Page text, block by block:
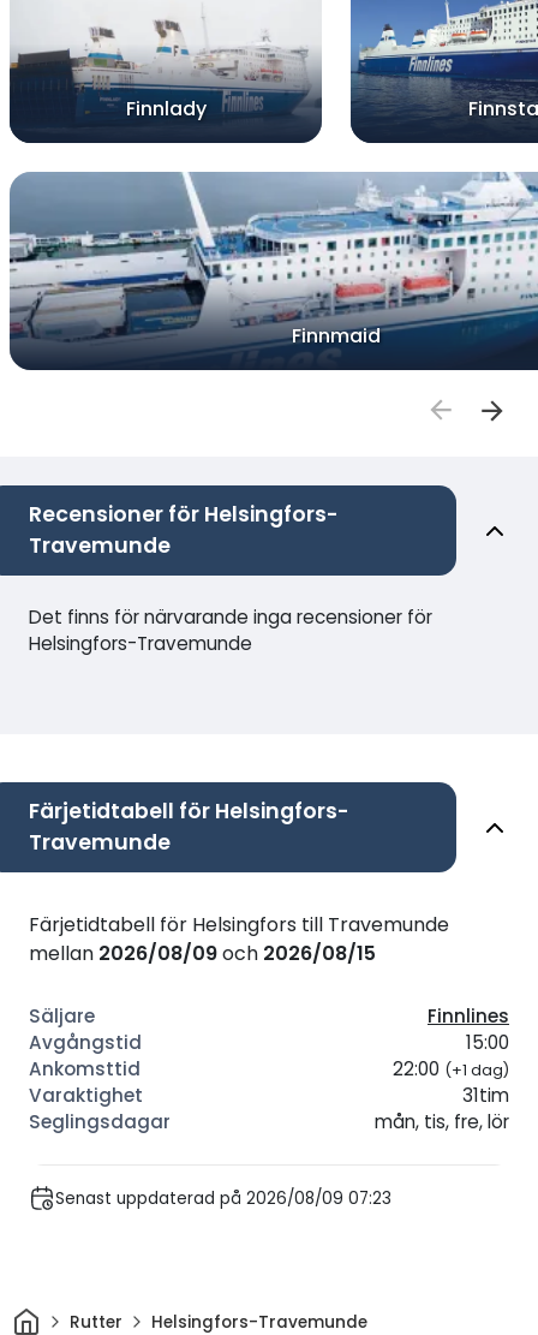
Finnlady
Finnmaid
Recensioner för Helsingfors-
Travemunde
Det finns för närvarande inga recensioner för
Helsingfors-Travemunde
Färjetidtabell för Helsingfors-
Travemunde
Färjetidtabell för Helsingfors till Travemunde
mellan 2026/08/09och 2026/08/15
Finnlines
15:00
22:00 (+1 dag)
31tim
mån, tis, fre, lör
Senast uppdaterad på 2026/08/09 07:23
HemRutter Helsingfors-Travemunde